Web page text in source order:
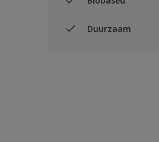
Duurzaam